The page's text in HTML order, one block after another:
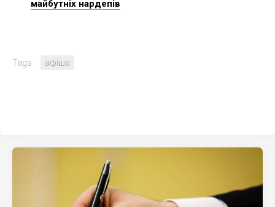
майбутніх нардепів
Tags: афіша